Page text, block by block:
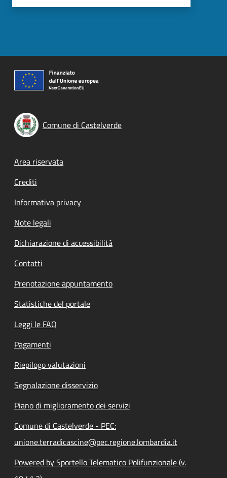
Comune di Castelverde
Footer menu
Area riservata
Crediti
Informativa privacy
Note legali
Dichiarazione di accessibilità
Contatti
Prenotazione appuntamento
Statistiche del portale
Leggi le FAQ
Pagamenti
Riepilogo valutazioni
Segnalazione disservizio
Piano di miglioramento dei servizi
Comune di Castelverde - PEC:
unione.terradicascine@pec.regione.lombardia.it
Powered by Sportello Telematico Polifunzionale (v.